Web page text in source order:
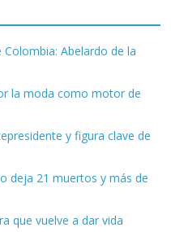
Abelardo de la
la moda como motor de
y figura clave de
deja 21 muertos y más de
que vuelve a dar vida